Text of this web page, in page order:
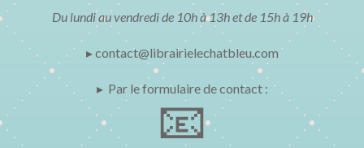
Du lundi au vendredi de 10h à 13h et de 15h à 19h
▸ contact@librairielechatbleu.com
▸ Par le formulaire de contact :
📧